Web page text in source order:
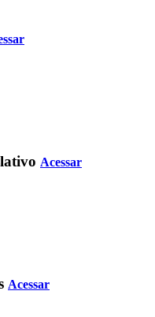
Acessar
Acessar